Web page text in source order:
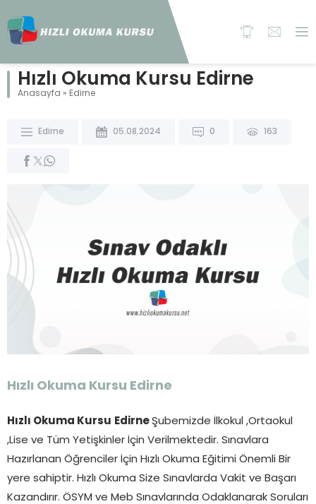
Hızlı Okuma Kursu Edirne
Anasayfa » Edirne
Edirne 05.08.2024 0 163
Hızlı Okuma Kursu Edirne
Hızlı Okuma Kursu Edirne Şubemizde İlkokul ,Ortaokul
,Lise ve Tüm Yetişkinler İçin Verilmektedir. Sınavlara
Hazırlanan Öğrenciler İçin Hızlı Okuma Eğitimi Önemli Bir
yere sahiptir. Hızlı Okuma Size Sınavlarda Vakit ve Başarı
Kazandırır. ÖSYM ve Meb Sınavlarında Odaklanarak Soruları